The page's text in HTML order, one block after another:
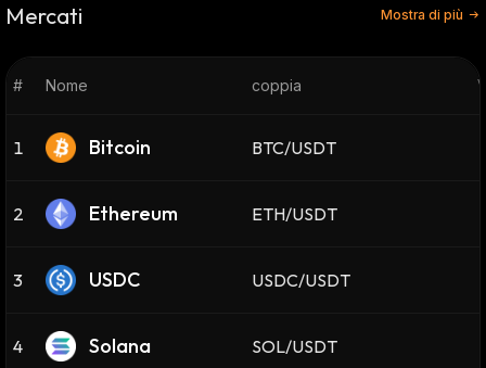
Mercati Mostra di più
# Nome coppia
1 Bitcoin BTC/USDT
2 Ethereum ETH/USDT
3 USDC USDC/USDT
4 Solana SOL/USDT